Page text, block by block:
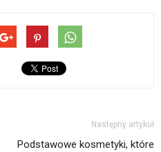
Następny artykuł
Podstawowe kosmetyki, które